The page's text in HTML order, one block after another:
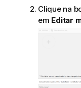
Clique na
em Editar